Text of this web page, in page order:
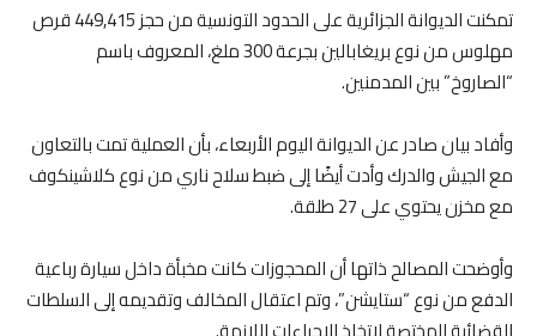
تمكنت الديوانة الجزائرية على الحدود التونسية من حجز 449,415 قرص
مهلوس من نوع بريغابالين بجرعة 300 ملغ، المعروف باسم
“الصاروخ” بين المدمنين.
وأفاد بيان صادر عن الديوانة اليوم الأربعاء، بأن العملية تمت بالتعاون
مع الجيش والدرك وأدت أيضًا إلى ضبط سلاح ناري من نوع كلاشينكوف
مع مخزن يحتوي على 27 طلقة.
وأوضحت المصالح ذاتها أن المحجوزات كانت مخبأة داخل سيارة رباعية
الدفع من نوع “ستايشن”، وتم اعتقال المخالف وتقديمه إلى السلطات